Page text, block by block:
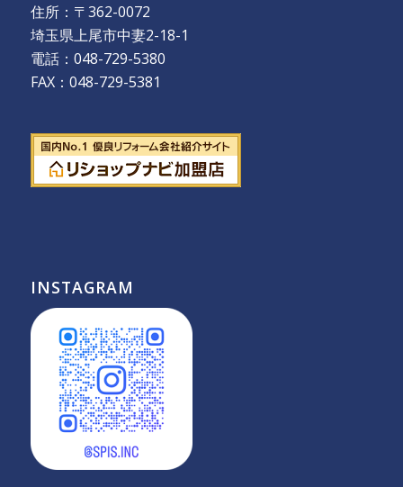
住所：〒362-0072
埼玉県上尾市中妻2-18-1
電話：048-729-5380
FAX：048-729-5381
INSTAGRAM